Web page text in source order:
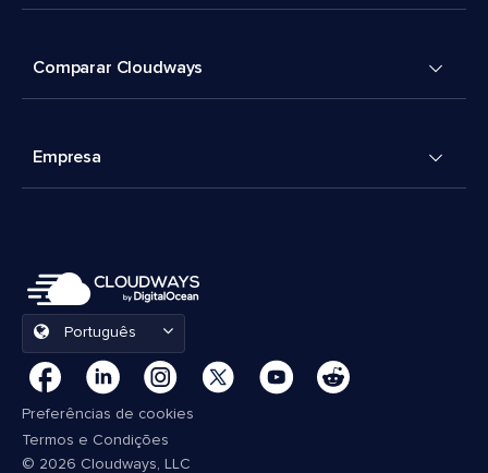
Comparar Cloudways
Empresa
Português
Preferências de cookies
Termos e Condições
© 2026 Cloudways, LLC